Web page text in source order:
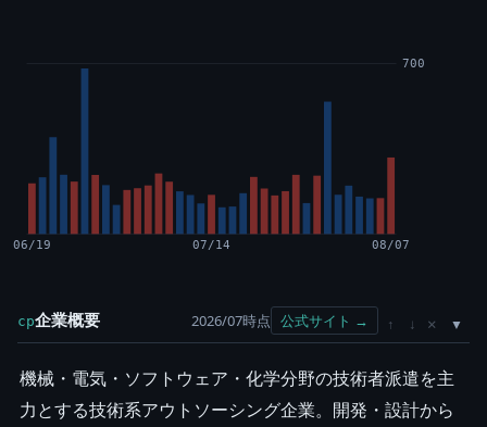
700
06/19 07/14 08/07
cp企業概要 2026/07時点 公式サイト → ↑ ↓ ×
機械・電気・ソフトウェア・化学分野の技術者派遣を主
力とする技術系アウトソーシング企業。開発・設計から